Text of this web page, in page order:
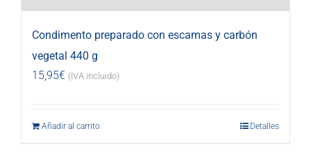
Condimento preparado con escamas y carbón
vegetal 440 g
15,95€ (IVA incluido)
Añadir al carrito Detalles